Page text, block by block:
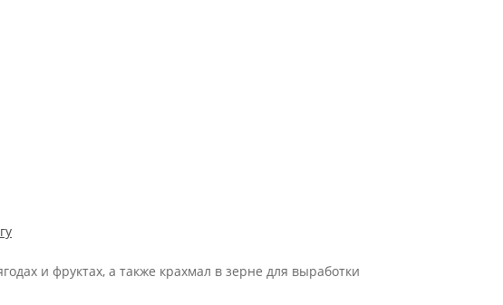
и фруктах, а также крахмал в зерне для выработки